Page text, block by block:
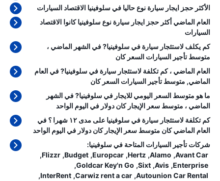
الأكثر حجز ايجار سيارة نوع حاليا في سلوفينيا الاقتصاد السيارات
العام الماضي أكثر حجز ايجار سيارة نوع سلوفينيا كانوا الاقتصاد
السيارات
كم يكلف لاستئجار سيارة في سلوفينيا? في الشهر الماضي ،
متوسط تأجير السيارات السعر كان
العام الماضي ، كم تكلفة لاستئجار سيارة في سلوفينيا? في العام
الماضي, متوسط تأجير السيارات السعر كان
ما هو متوسط السعر اليومي للايجار في سلوفينيا? في الشهر
الماضي ، متوسط سعر الإيجار كان دولار في اليوم الواحد
كم تكلفة لاستئجار سيارة في سلوفينيا على مدى ١٢ شهرا ؟ في
العام الماضي كان متوسط سعر الإيجار كان دولار في اليوم الواحد
شركات تأجير السيارات المتاحة في سلوفينيا:
Avant Car
Alamo
Hertz
Europcar
Budget
Flizzr
Enterprise
Avis
Sixt
Goldcar Key'n Go
Autounion Car Rental
Carwiz rent a car
InterRent